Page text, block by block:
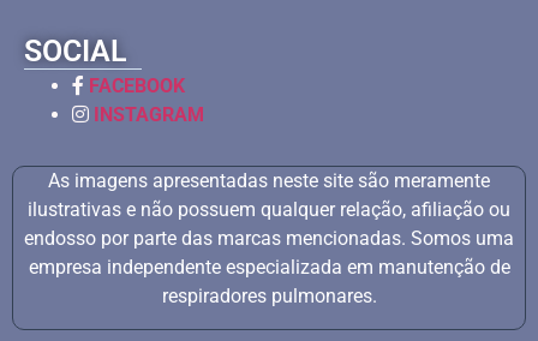
SOCIAL
FACEBOOK
INSTAGRAM
As imagens apresentadas neste site são meramente
ilustrativas e não possuem qualquer relação, afiliação ou
endosso por parte das marcas mencionadas. Somos uma
empresa independente especializada em manutenção de
respiradores pulmonares.